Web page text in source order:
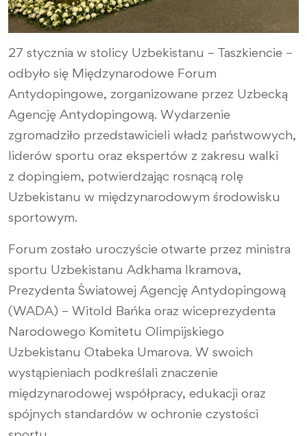
27 stycznia w stolicy Uzbekistanu – Taszkiencie –
odbyło się Międzynarodowe Forum
Antydopingowe, zorganizowane przez Uzbecką
Agencję Antydopingową. Wydarzenie
zgromadziło przedstawicieli władz państwowych,
liderów sportu oraz ekspertów z zakresu walki
z dopingiem, potwierdzając rosnącą rolę
Uzbekistanu w międzynarodowym środowisku
sportowym.
Forum zostało uroczyście otwarte przez ministra
sportu Uzbekistanu Adkhama Ikramova,
Prezydenta Światowej Agencję Antydopingową
(WADA) – Witold Bańka oraz wiceprezydenta
Narodowego Komitetu Olimpijskiego
Uzbekistanu Otabeka Umarova. W swoich
wystąpieniach podkreślali znaczenie
międzynarodowej współpracy, edukacji oraz
spójnych standardów w ochronie czystości